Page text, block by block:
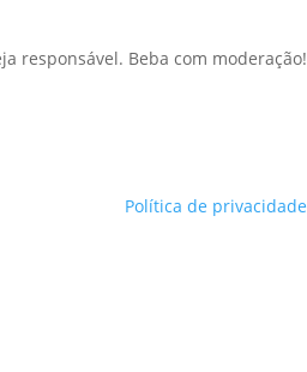
responsável. Beba com moderação!
Política de privacidade